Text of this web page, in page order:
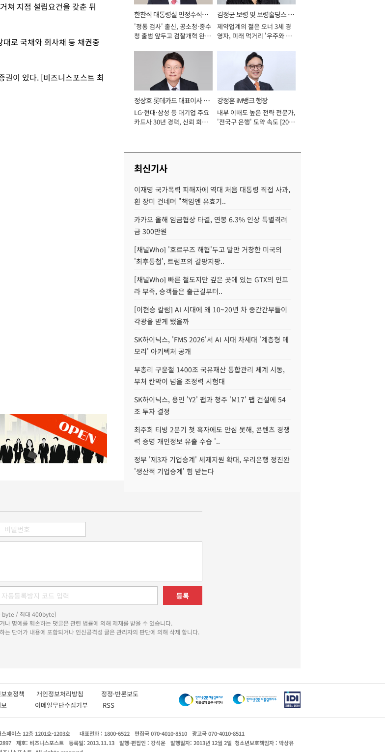
쳐 지점 설립요건을 갖춘 뒤
로 국채와 회사채 등 채권중
권이 있다. [비즈니스포스트 최
한찬식 대통령실 민정수석비
서관
'정통 검사' 출신, 공소청·중수
청 출범 앞두고 검찰개혁 완수
김정균 보령 및 보령홀딩스 대
표이사 사장
제약업계의 젊은 오너 3세 경
영자, 미래 먹거리 '우주와 헬
정상호 롯데카드 대표이사 사
장
LG·현대·삼성 등 대기업 주요
카드사 30년 경력, 신뢰 회복
강정훈 iM뱅크 행장
내부 이해도 높은 전략 전문가,
'전국구 은행' 도약 속도 [2026
최신기사
이재명 국가폭력 피해자에 역대 처음 대통령 직접 사과,
흰 장미 건네며 "책임엔 유효기..
카카오 올해 임금협상 타결, 연봉 6.3% 인상 특별격려
금 300만원
[채널Who] '호르무즈 해협'두고 말만 거창한 미국의
'최후통첩', 트럼프의 갈팡지팡..
[채널Who] 빠른 철도지만 깊은 곳에 있는 GTX의 인프
라 부족, 승객들은 출근길부터..
[이현승 칼럼] AI 시대에 왜 10~20년 차 중간간부들이
각광을 받게 됐을까
SK하이닉스, 'FMS 2026'서 AI 시대 차세대 '계층형 메
모리' 아키텍처 공개
부총리 구윤철 1400조 국유재산 통합관리 체계 시동,
부처 칸막이 넘을 조정력 시험대
SK하이닉스, 용인 'Y2' 팹과 청주 'M17' 팹 건설에 54
조 투자 결정
최주희 티빙 2분기 첫 흑자에도 안심 못해, 콘텐츠 경쟁
력 증명 개인정보 유출 수습 '..
정부 '제3자 기업승계' 세제지원 확대, 우리은행 정진완
'생산적 기업승계' 힘 받는다
등록
byte / 최대 400byte)
나 명예를 훼손하는 댓글은 관련 법률에 의해 제재를 받을 수 있습니다.
는 단어가 내용에 포함되거나 인신공격성 글은 관리자의 판단에 의해 삭제 합니다.
보호정책 개인정보처리방침 정정·반론보도
제보 이메일무단수집거부 RSS
페이스 12층 1201호-1203호 대표전화 : 1800-6522 편집국 070-4010-8510
광고국 070-4010-8511
제호: 비즈니스포스트 등록일: 2013.11.13 발행·편집인 : 강석운 발행일자: 2013년 12월 2일 청소년보호책임자 : 박상유